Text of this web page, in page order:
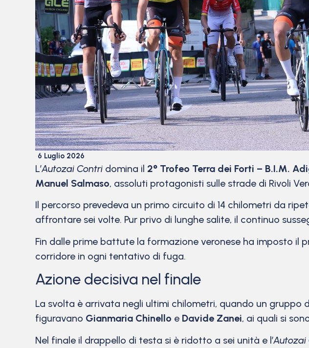
6 Luglio 2026
L’Autozai Contri domina il 2° Trofeo Terra dei Forti – B.I.M.
Manuel Salmaso, assoluti protagonisti sulle strade di Rivoli
Il percorso prevedeva un primo circuito di 14 chilometri da
affrontare sei volte. Pur privo di lunghe salite, il continuo
Fin dalle prime battute la formazione veronese ha imposto il
corridore in ogni tentativo di fuga.
Azione decisiva nel finale
La svolta è arrivata negli ultimi chilometri, quando un gruppo
figuravano Gianmaria Chinello e Davide Zanei, ai quali si
Nel finale il drappello di testa si è ridotto a sei unità e l’Autozai